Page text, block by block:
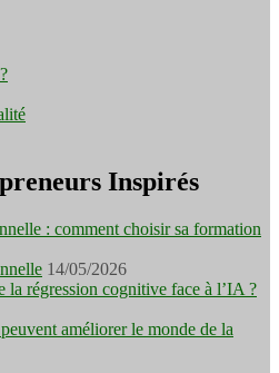
Inspirés
: comment choisir sa formation
14/05/2026
la régression cognitive face à l’IA ?
améliorer le monde de la